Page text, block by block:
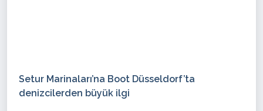
Setur Marinaları’na Boot Düsseldorf’ta
denizcilerden büyük ilgi